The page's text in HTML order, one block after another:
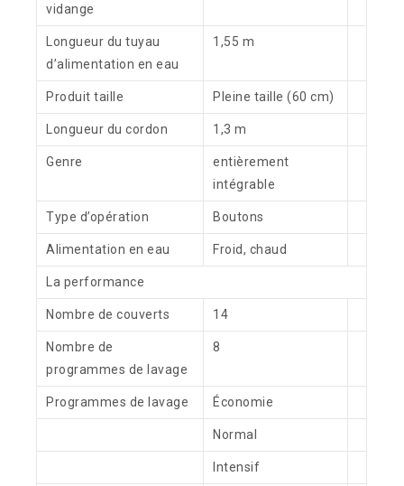
vidange
Longueur du tuyau
d’alimentation en eau
1,55 m
Produit taille Pleine taille (60 cm)
Longueur du cordon 1,3 m
Genre
entièrement
intégrable
Type d’opération Boutons
Alimentation en eau Froid, chaud
La performance
Nombre de couverts 14
Nombre de
programmes de lavage
8
Programmes de lavage Économie
Normal
Intensif